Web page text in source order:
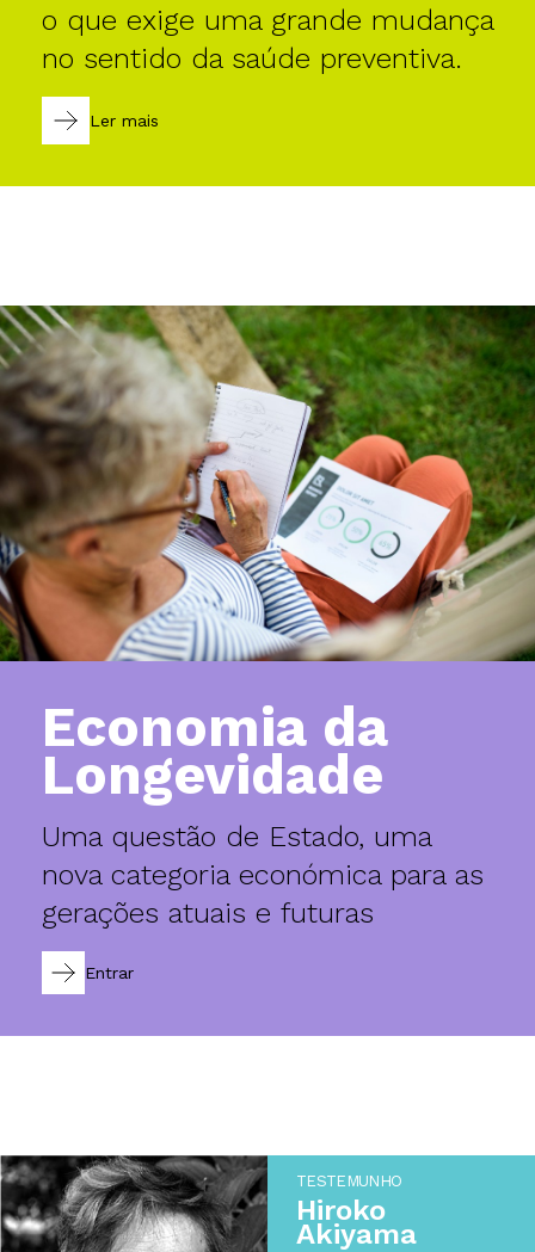
o que exige uma grande mudança
no sentido da saúde preventiva.
Ler mais
Economia da
Longevidade
Uma questão de Estado, uma
nova categoria económica para as
gerações atuais e futuras
Entrar
TESTEMUNHO
Hiroko
Akiyama